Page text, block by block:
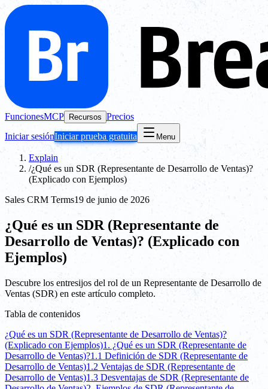
FuncionesMCP Recursos Precios
Iniciar sesiónIniciar prueba gratuita Menu
Explain
/¿Qué es un SDR (Representante de Desarrollo de Ventas)?
(Explicado con Ejemplos)
Sales CRM Terms19 de junio de 2026
¿Qué es un SDR (Representante de
Desarrollo de Ventas)? (Explicado con
Ejemplos)
Descubre los entresijos del rol de un Representante de Desarrollo de
Ventas (SDR) en este artículo completo.
Tabla de contenidos
¿Qué es un SDR (Representante de Desarrollo de Ventas)?
(Explicado con Ejemplos)1. ¿Qué es un SDR (Representante de
Desarrollo de Ventas)?1.1 Definición de SDR (Representante de
Desarrollo de Ventas)1.2 Ventajas de SDR (Representante de
Desarrollo de Ventas)1.3 Desventajas de SDR (Representante de